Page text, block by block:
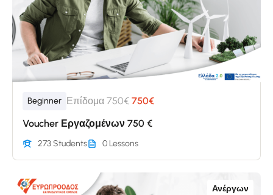
Beginner Επίδομα 750€ 750€
Voucher Εργαζομένων 750 €
273 Students 0 Lessons
Ανέργων